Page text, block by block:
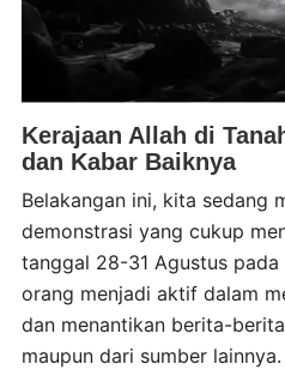
Kerajaan Allah di
dan Kabar Baiknya
Belakangan ini, kita sedang
demonstrasi yang cukup
tanggal 28-31 Agustus pada
orang menjadi aktif dalam
dan menantikan berita-
maupun dari sumber